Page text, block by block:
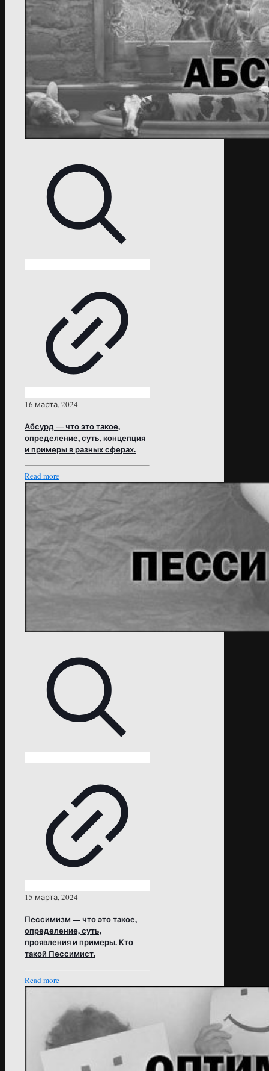
16 марта, 2024
Абсурд — что это такое,
определение, суть, концепция
и примеры в разных сферах.
Read more
15 марта, 2024
Пессимизм — что это такое,
определение, суть,
проявления и примеры. Кто
такой Пессимист.
Read more